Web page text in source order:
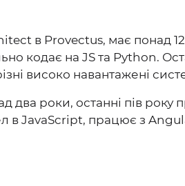
в Provectus, має понад 12
кодає на JS та Python.
високо навантажені
два роки, останні пів року
в JavaScript, працює з